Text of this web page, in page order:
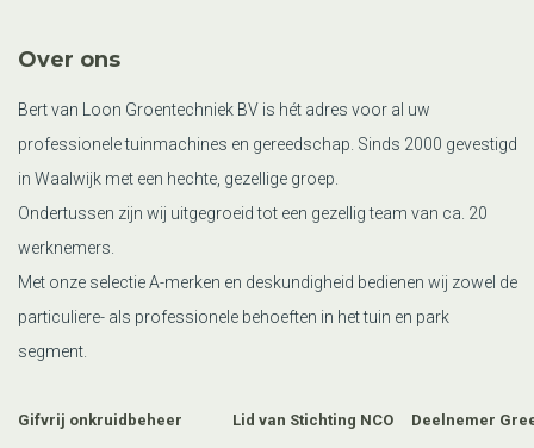
Over ons
Bert van Loon Groentechniek BV is hét adres voor al uw
professionele tuinmachines en gereedschap. Sinds 2000 gevestigd
in Waalwijk met een hechte, gezellige groep.
Ondertussen zijn wij uitgegroeid tot een gezellig team van ca. 20
werknemers.
Met onze selectie A-merken en deskundigheid bedienen wij zowel de
particuliere- als professionele behoeften in het tuin en park
segment.
Gifvrij onkruidbeheer Lid van Stichting NCO Deelnemer